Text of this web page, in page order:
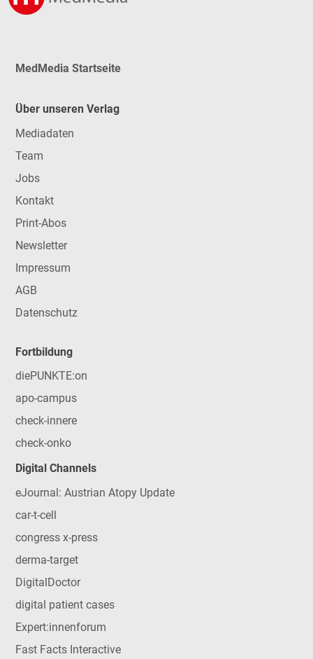
MedMedia Startseite
Über unseren Verlag
Mediadaten
Team
Jobs
Kontakt
Print-Abos
Newsletter
Impressum
AGB
Datenschutz
Fortbildung
diePUNKTE:on
apo-campus
check-innere
check-onko
Digital Channels
eJournal: Austrian Atopy Update
car-t-cell
congress x-press
derma-target
DigitalDoctor
digital patient cases
Expert:innenforum
Fast Facts Interactive